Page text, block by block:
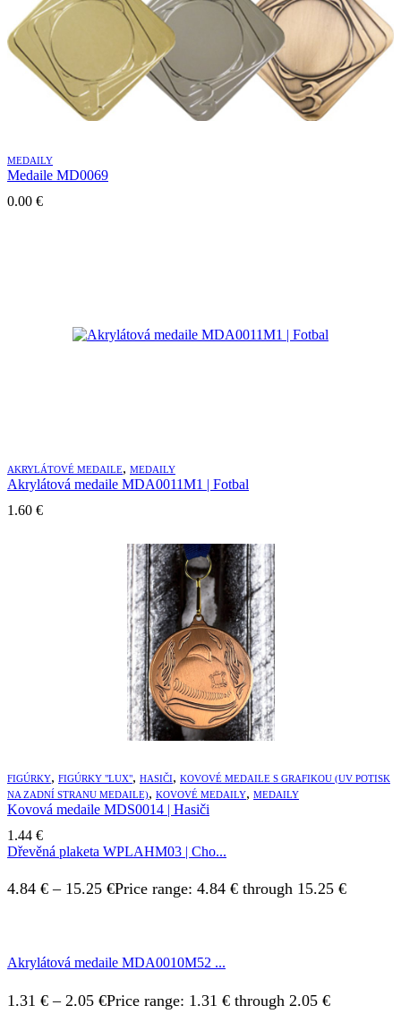
MEDAILY
Medaile MD0069
0.00 €
AKRYLÁTOVÉ MEDAILE, MEDAILY
Akrylátová medaile MDA0011M1 | Fotbal
1.60 €
FIGÚRKY, FIGÚRKY "LUX", HASIČI, KOVOVÉ MEDAILE S GRAFIKOU (UV POTISK
NA ZADNÍ STRANU MEDAILE), KOVOVÉ MEDAILY, MEDAILY
Kovová medaile MDS0014 | Hasiči
1.44 €
Dřevěná plaketa WPLAHM03 | Cho...
4.84 € – 15.25 €Price range: 4.84 € through 15.25 €
Akrylátová medaile MDA0010M52 ...
1.31 € – 2.05 €Price range: 1.31 € through 2.05 €